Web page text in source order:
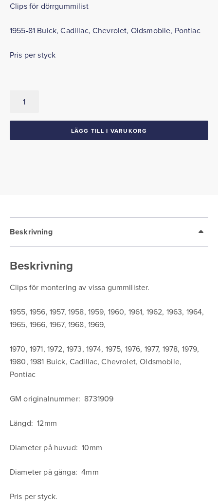
Clips för dörrgummilist
1955-81 Buick, Cadillac, Chevrolet, Oldsmobile, Pontiac
Pris per styck
LÄGG TILL I VARUKORG
Beskrivning
Beskrivning
Clips för montering av vissa gummilister.
1955, 1956, 1957, 1958, 1959, 1960, 1961, 1962, 1963, 1964,
1965, 1966, 1967, 1968, 1969,
1970, 1971, 1972, 1973, 1974, 1975, 1976, 1977, 1978, 1979,
1980, 1981 Buick, Cadillac, Chevrolet, Oldsmobile,
Pontiac
GM originalnummer: 8731909
Längd: 12mm
Diameter på huvud: 10mm
Diameter på gänga: 4mm
Pris per styck.